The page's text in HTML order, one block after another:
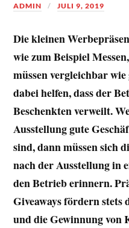
ADMIN JULI 9, 2019
Die kleinen
wie zum Beispiel
müssen vergleichbar
dabei helfen, dass der
Beschenkten verweilt.
Ausstellung gute
sind, dann müssen sich
nach der Ausstellung in
den Betrieb erinnern.
Giveaways fördern stets
und die Gewinnung von